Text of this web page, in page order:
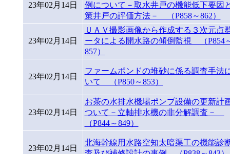
23年02月14日
例について－取水井戸の機能低下要因
策井戸の評価方法－ （P858～862）
23年02月14日
ＵＡＶ撮影画像から作成する３次元点
ータによる開水路の傾倒監視 （P854
857）
23年02月14日
ファームポンドの堆砂に係る調査手法
いて （P850～853）
23年02月14日
お茶の水排水機場ポンプ設備の更新計
ついて－立軸排水機の非分解調査－
（P844～849）
23年02月14日
北海幹線用水路空知太暗渠工の機能診